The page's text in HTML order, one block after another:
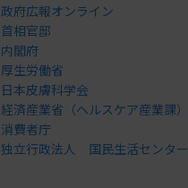
政府広報オンライン
首相官邸
内閣府
厚生労働省
日本皮膚科学会
経済産業省（ヘルスケア産業課）
消費者庁
独立行政法人 国民生活センター